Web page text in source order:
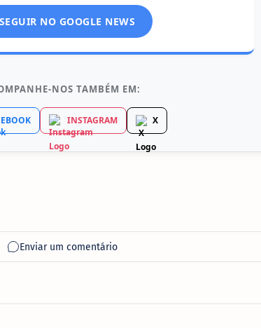
NO GOOGLE NEWS
NOS TAMBÉM EM:
INSTAGRAM X